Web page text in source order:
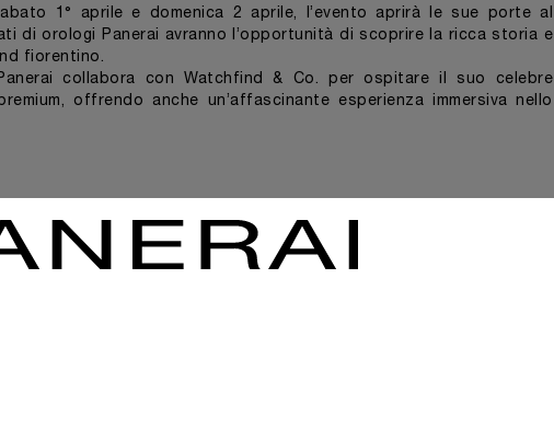
1° aprile e domenica 2 aprile, l’evento aprirà le sue porte al
di orologi Panerai avranno l’opportunità di scoprire la ricca storia e
fiorentino.
collabora con Watchfind & Co. per ospitare il suo celebre
offrendo anche un’affascinante esperienza immersiva nello